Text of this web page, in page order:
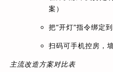
案）
把“开灯”指令绑定
扫码可手机控房，
主流改造方案对比表